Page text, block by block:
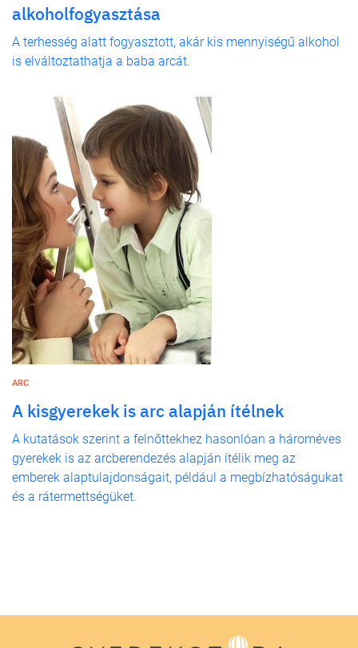
alkoholfogyasztása
A terhesség alatt fogyasztott, akár kis mennyiségű alkohol
is elváltoztathatja a baba arcát.
ARC
A kisgyerekek is arc alapján ítélnek
A kutatások szerint a felnőttekhez hasonlóan a hároméves
gyerekek is az arcberendezés alapján ítélik meg az
emberek alaptulajdonságait, például a megbízhatóságukat
és a rátermettségüket.